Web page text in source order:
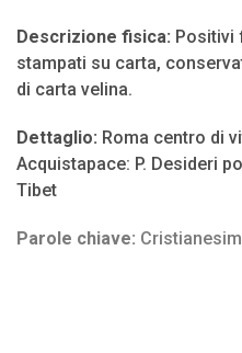
Descrizione fisica: Positivi
stampati su carta,
di carta velina.
Dettaglio: Roma centro di
Acquistapace: P. Desideri
Tibet
Parole chiave: